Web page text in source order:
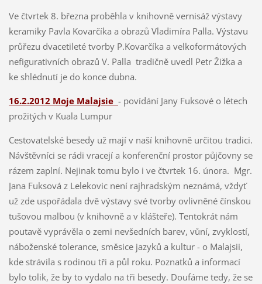
Ve čtvrtek 8. března proběhla v knihovně vernisáž výstavy
keramiky Pavla Kovarčíka a obrazů Vladimíra Palla. Výstavu
průřezu dvacetileté tvorby P.Kovarčíka a velkoformátových
nefigurativních obrazů V. Palla tradičně uvedl Petr Žižka a
ke shlédnutí je do konce dubna.
16.2.2012 Moje Malajsie - povídání Jany Fuksové o létech
prožitých v Kuala Lumpur
Cestovatelské besedy už mají v naší knihovně určitou tradici.
Návštěvníci se rádi vracejí a konferenční prostor půjčovny se
rázem zaplní. Nejinak tomu bylo i ve čtvrtek 16. února. Mgr.
Jana Fuksová z Lelekovic není rajhradským neznámá, vždyť
už zde uspořádala dvě výstavy své tvorby ovlivněné čínskou
tušovou malbou (v knihovně a v klášteře). Tentokrát nám
poutavě vyprávěla o zemi nevšedních barev, vůní, zvyklostí,
náboženské tolerance, směsice jazyků a kultur - o Malajsii,
kde strávila s rodinou tři a půl roku. Poznatků a informací
bylo tolik, že by to vydalo na tři besedy. Doufáme tedy, že se